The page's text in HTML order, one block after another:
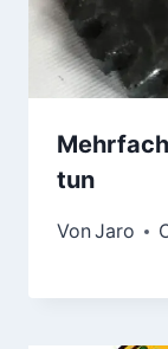
tun
VonJaro